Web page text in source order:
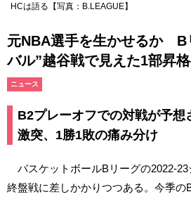
HCは語る【写真：B.LEAGUE】
元NBA選手を生かせるか B
バル”越谷戦で見えた1部昇
ニュース
B2プレーオフでの対戦が予想
激突、1勝1敗の痛み分け
バスケットボールBリーグの2022-23
終盤戦に差しかかりつつある。今季の